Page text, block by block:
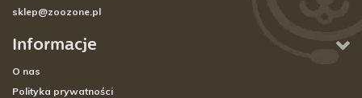
Informacje
O nas
Polityka prywatności
sklep@zoozone.pl